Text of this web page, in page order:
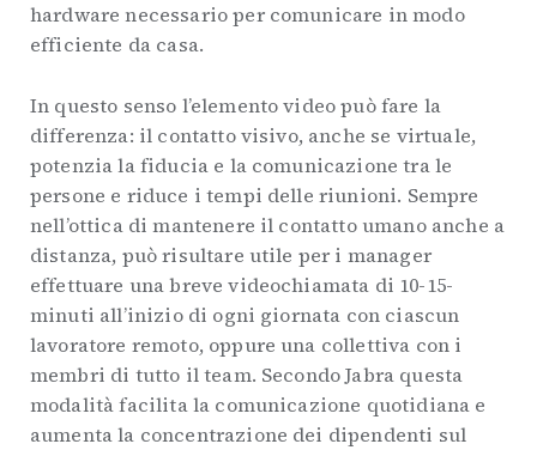
hardware necessario per comunicare in modo
efficiente da casa.
In questo senso l’elemento video può fare la
differenza: il contatto visivo, anche se virtuale,
potenzia la fiducia e la comunicazione tra le
persone e riduce i tempi delle riunioni. Sempre
nell’ottica di mantenere il contatto umano anche a
distanza, può risultare utile per i manager
effettuare una breve videochiamata di 10-15-
minuti all’inizio di ogni giornata con ciascun
lavoratore remoto, oppure una collettiva con i
membri di tutto il team. Secondo Jabra questa
modalità facilita la comunicazione quotidiana e
aumenta la concentrazione dei dipendenti sul